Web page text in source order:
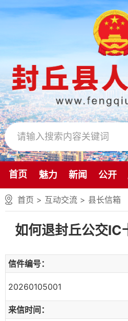
首页 魅力 新闻 公开
首页 > 互动交流 > 县长信箱
如何退封丘公交IC
信件编号：
20260105001
来信时间：